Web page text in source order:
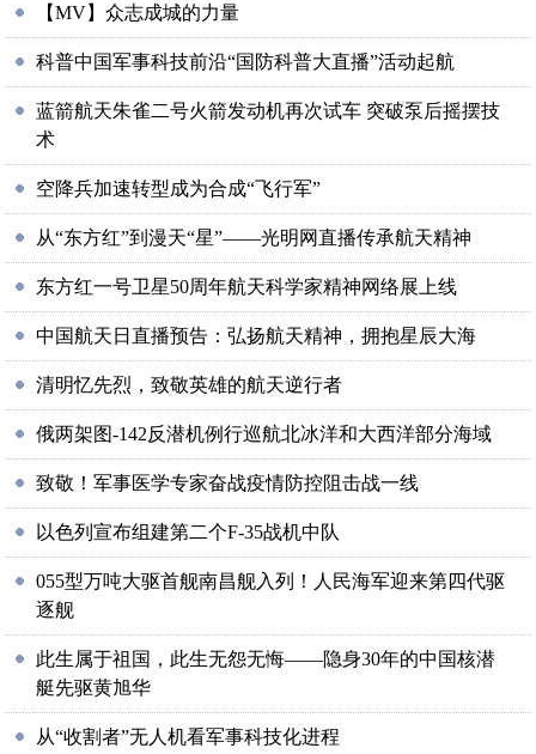
【MV】众志成城的力量
科普中国军事科技前沿“国防科普大直播”活动起航
蓝箭航天朱雀二号火箭发动机再次试车 突破泵后摇摆技
术
空降兵加速转型成为合成“飞行军”
从“东方红”到漫天“星”——光明网直播传承航天精神
东方红一号卫星50周年航天科学家精神网络展上线
中国航天日直播预告：弘扬航天精神，拥抱星辰大海
清明忆先烈，致敬英雄的航天逆行者
俄两架图-142反潜机例行巡航北冰洋和大西洋部分海域
致敬！军事医学专家奋战疫情防控阻击战一线
以色列宣布组建第二个F-35战机中队
055型万吨大驱首舰南昌舰入列！人民海军迎来第四代驱
逐舰
此生属于祖国，此生无怨无悔——隐身30年的中国核潜
艇先驱黄旭华
从“收割者”无人机看军事科技化进程